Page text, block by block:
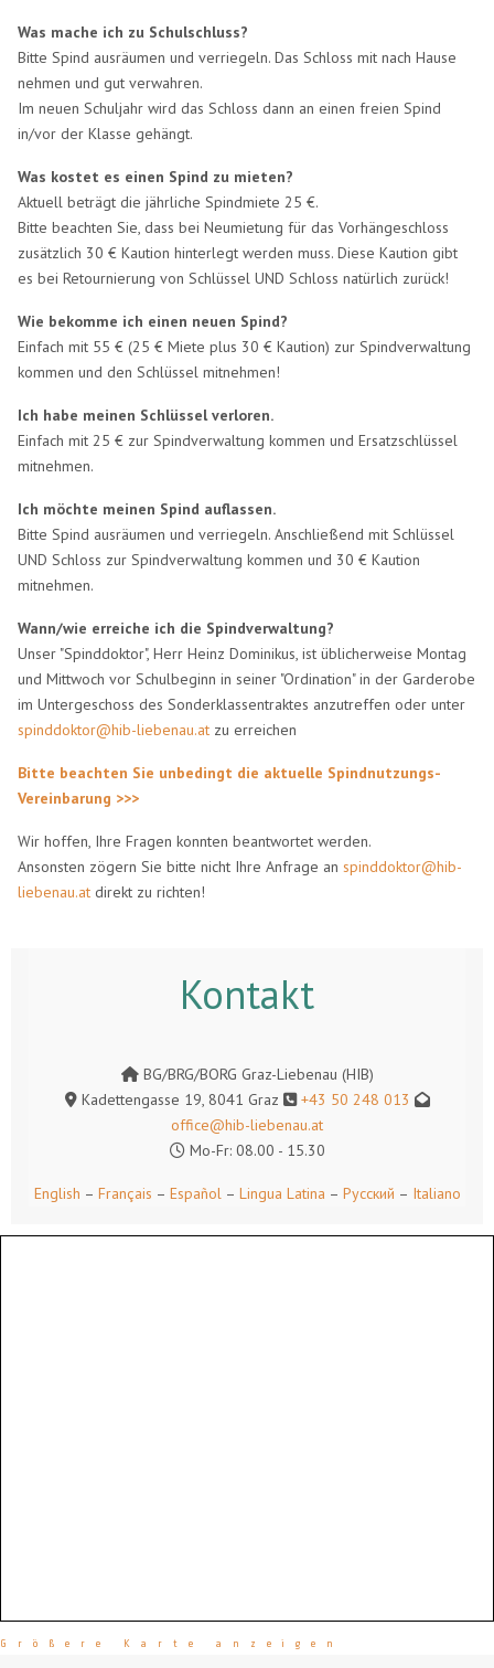
Was mache ich zu Schulschluss?
Bitte Spind ausräumen und verriegeln. Das Schloss mit nach Hause
nehmen und gut verwahren.
Im neuen Schuljahr wird das Schloss dann an einen freien Spind
in/vor der Klasse gehängt.
Was kostet es einen Spind zu mieten?
Aktuell beträgt die jährliche Spindmiete 25 €.
Bitte beachten Sie, dass bei Neumietung für das Vorhängeschloss
zusätzlich 30 € Kaution hinterlegt werden muss. Diese Kaution gibt
es bei Retournierung von Schlüssel UND Schloss natürlich zurück!
Wie bekomme ich einen neuen Spind?
Einfach mit 55 € (25 € Miete plus 30 € Kaution) zur Spindverwaltung
kommen und den Schlüssel mitnehmen!
Ich habe meinen Schlüssel verloren.
Einfach mit 25 € zur Spindverwaltung kommen und Ersatzschlüssel
mitnehmen.
Ich möchte meinen Spind auflassen.
Bitte Spind ausräumen und verriegeln. Anschließend mit Schlüssel
UND Schloss zur Spindverwaltung kommen und 30 € Kaution
mitnehmen.
Wann/wie erreiche ich die Spindverwaltung?
Unser "Spinddoktor", Herr Heinz Dominikus, ist üblicherweise Montag
und Mittwoch vor Schulbeginn in seiner "Ordination" in der Garderobe
im Untergeschoss des Sonderklassentraktes anzutreffen oder unter
spinddoktor@hib-liebenau.at zu erreichen
Bitte beachten Sie unbedingt die aktuelle Spindnutzungs-
Vereinbarung >>>
Wir hoffen, Ihre Fragen konnten beantwortet werden.
Ansonsten zögern Sie bitte nicht Ihre Anfrage anspinddoktor@hib-
liebenau.at direkt zu richten!
Kontakt
BG/BRG/BORG Graz-Liebenau (HIB)
Kadettengasse 19, 8041 Graz
+43 50 248 013
office@hib-liebenau.at
Mo-Fr: 08.00 - 15.30
English – Français – Español– Lingua Latina – Русский – Italiano
Größere Karte anzeigen